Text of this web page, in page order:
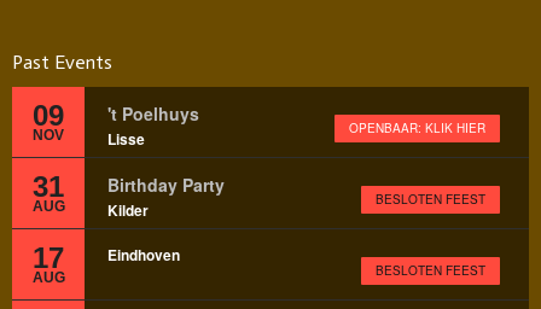
Past Events
09
NOV
't Poelhuys
Lisse OPENBAAR: KLIK HIER
31
AUG
Birthday Party
Kilder BESLOTEN FEEST
17
AUG
Eindhoven
BESLOTEN FEEST